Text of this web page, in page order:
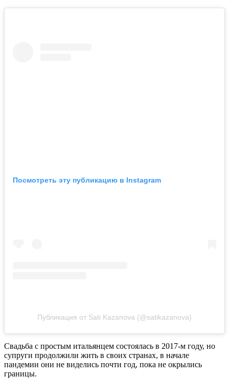
Посмотреть эту публикацию в Instagram
Публикация от Sati Kazanova (@satikazanova)
Свадьба с простым итальянцем состоялась в 2017-м году, но
супруги продолжили жить в своих странах, в начале
пандемии они не виделись почти год, пока не окрылись
границы.